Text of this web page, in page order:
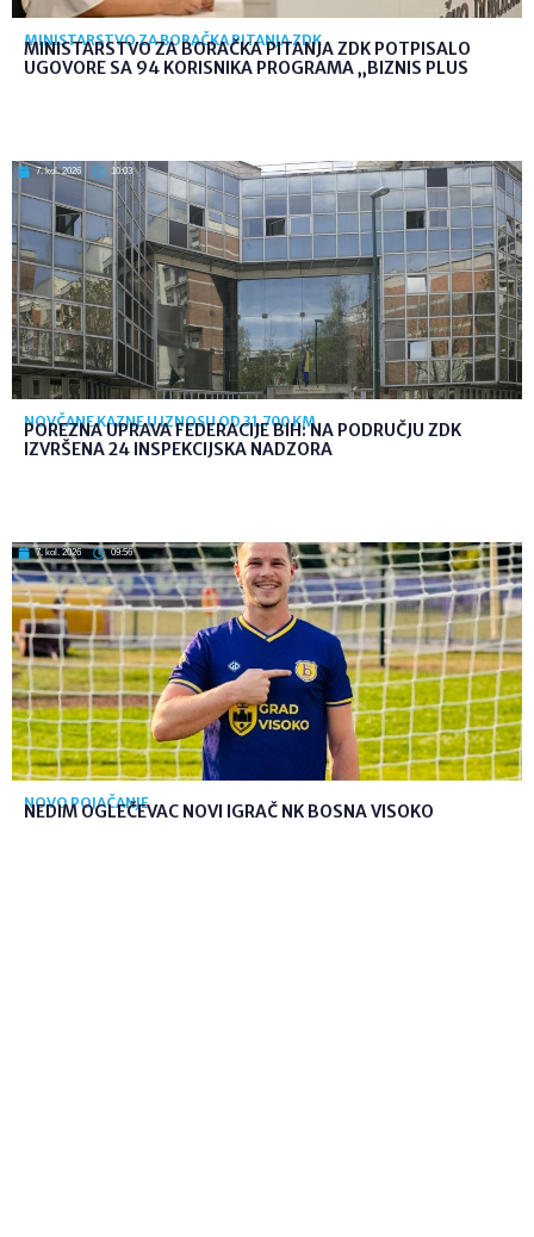
MINISTARSTVO ZA BORAČKA PITANJA ZDK
MINISTARSTVO ZA BORAČKA PITANJA ZDK POTPISALO
UGOVORE SA 94 KORISNIKA PROGRAMA „BIZNIS PLUS
7. kol. 2026 10:03
NOVČANE KAZNE U IZNOSU OD 31.700 KM
POREZNA UPRAVA FEDERACIJE BIH: NA PODRUČJU ZDK
IZVRŠENA 24 INSPEKCIJSKA NADZORA
7. kol. 2026 09:56
NOVO POJAČANJE
NEDIM OGLEČEVAC NOVI IGRAČ NK BOSNA VISOKO